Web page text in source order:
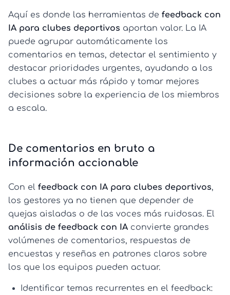
Aquí es donde las herramientas de feedback con
IA para clubes deportivos aportan valor. La IA
puede agrupar automáticamente los
comentarios en temas, detectar el sentimiento y
destacar prioridades urgentes, ayudando a los
clubes a actuar más rápido y tomar mejores
decisiones sobre la experiencia de los miembros
a escala.
De comentarios en bruto a
información accionable
Con el feedback con IA para clubes deportivos,
los gestores ya no tienen que depender de
quejas aisladas o de las voces más ruidosas. El
análisis de feedback con IA convierte grandes
volúmenes de comentarios, respuestas de
encuestas y reseñas en patrones claros sobre
los que los equipos pueden actuar.
Identificar temas recurrentes en el feedback: